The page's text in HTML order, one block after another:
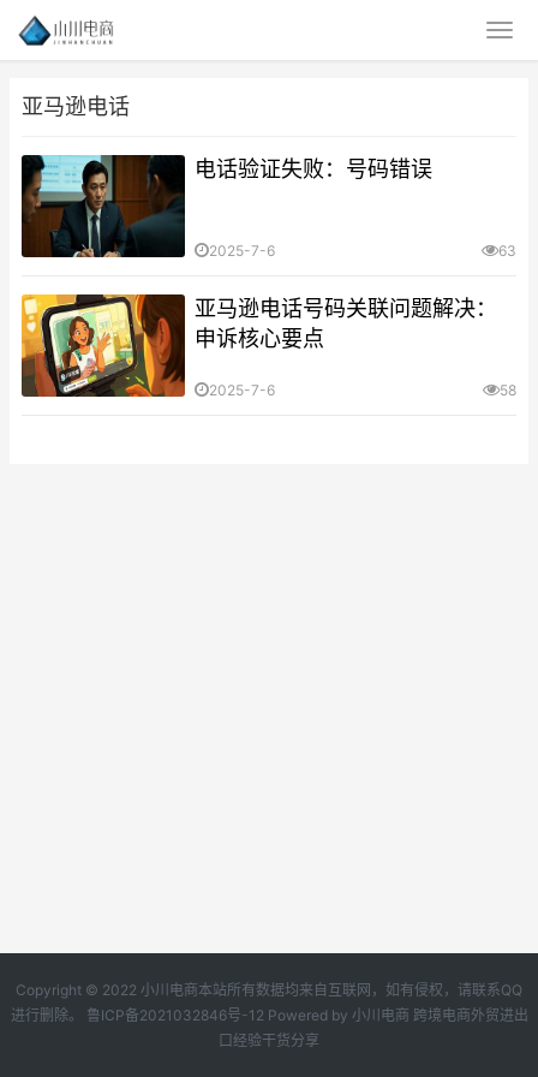
亚马逊电话
电话验证失败：号码错误
2025-7-6 63
亚马逊电话号码关联问题解决：
申诉核心要点
2025-7-6 58
Copyright © 2022 小川电商本站所有数据均来自互联网，如有侵权，请联系QQ
进行删除。 鲁ICP备2021032846号-12 Powered by 小川电商 跨境电商外贸进出
口经验干货分享